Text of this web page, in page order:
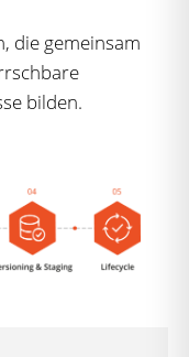
die gemeinsam
bilden.